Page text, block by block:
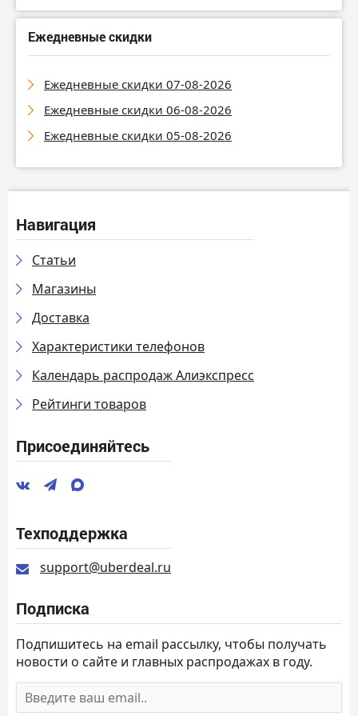
Ежедневные скидки
Ежедневные скидки 07-08-2026
Ежедневные скидки 06-08-2026
Ежедневные скидки 05-08-2026
Навигация
Статьи
Магазины
Доставка
Характеристики телефонов
Календарь распродаж Алиэкспресс
Рейтинги товаров
Присоединяйтесь
Техподдержка
support@uberdeal.ru
Подписка
Подпишитесь на email рассылку, чтобы получать
новости о сайте и главных распродажах в году.